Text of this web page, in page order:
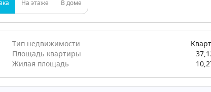
На этаже В доме
Тип недвижимости
Площадь квартиры
Жилая площадь